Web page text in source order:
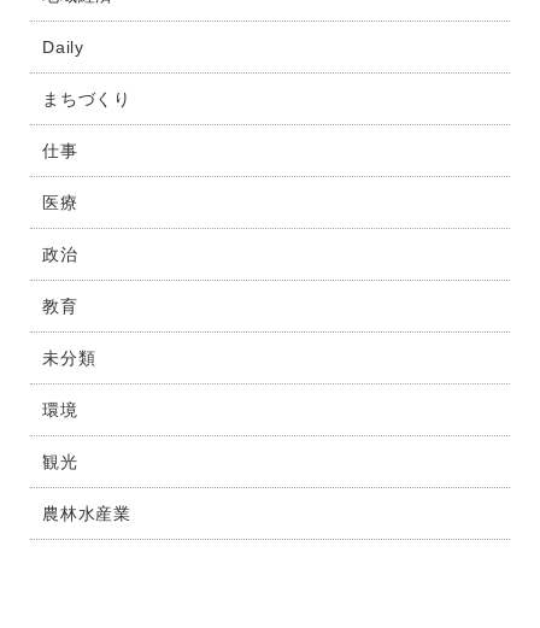
Daily
まちづくり
仕事
医療
政治
教育
未分類
環境
観光
農林水産業